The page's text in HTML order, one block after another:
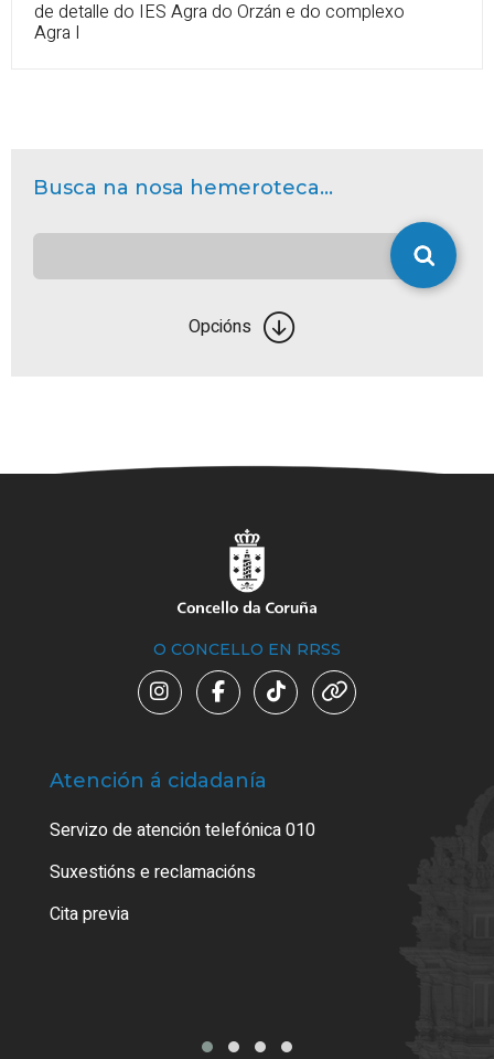
de detalle do IES Agra do Orzán e do complexo
Agra I
Busca na nosa hemeroteca...
Opcións
O CONCELLO EN RRSS
Atención á cidadanía
Servizo de atención telefónica 010
Suxestións e reclamacións
Cita previa